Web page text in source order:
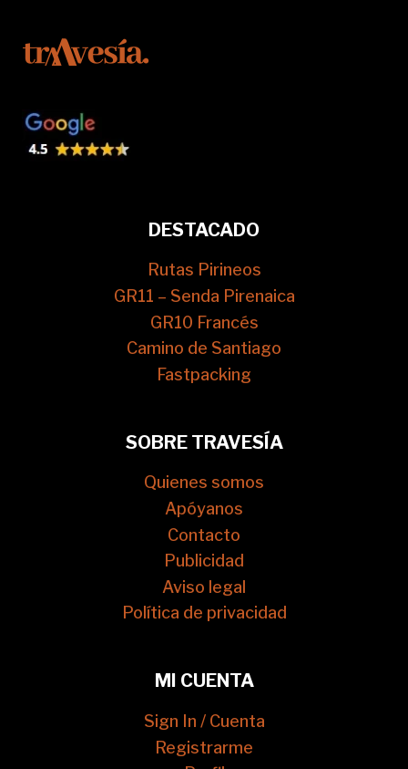
DESTACADO
Rutas Pirineos
GR11 – Senda Pirenaica
GR10 Francés
Camino de Santiago
Fastpacking
SOBRE TRAVESÍA
Quienes somos
Apóyanos
Contacto
Publicidad
Aviso legal
Política de privacidad
MI CUENTA
Sign In / Cuenta
Registrarme